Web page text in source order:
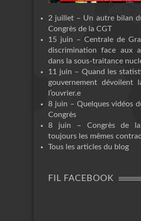
2 juillet – Un autre bilan
Congrès de la CGT
15 juin – Centrale de
discrimination face aux
dans la sous-traitance
11 juin – Quand les
gouvernement dévoilent
l’ouvrier.e
8 juin – Quelques vidéos
Congrès
8 juin – Congrès de
toujours les mêmes
Tous les articles du blog
FIL FACEBOOK